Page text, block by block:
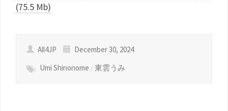
(75.5 Mb)
All4JP
December 30, 2024
Umi Shinonome /東雲うみ